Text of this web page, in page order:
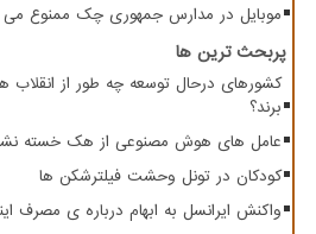
موبایل در مدارس جمهوری چک ممنوع
پربحث ترین ها
کشورهای درحال توسعه چه طور از
برند؟
عامل های هوش مصنوعی از هک خسته
کودکان در تونل وحشت فیلترشکن ها
واکنش ایرانسل به ابهام درباره ی مصرف